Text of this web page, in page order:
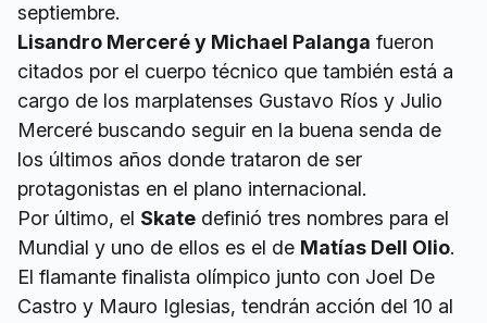
septiembre.
Lisandro Merceré y Michael Palanga fueron
citados por el cuerpo técnico que también está a
cargo de los marplatenses Gustavo Ríos y Julio
Merceré buscando seguir en la buena senda de
los últimos años donde trataron de ser
protagonistas en el plano internacional.
Por último, el Skate definió tres nombres para el
Mundial y uno de ellos es el de Matías Dell Olio.
El flamante finalista olímpico junto con Joel De
Castro y Mauro Iglesias, tendrán acción del 10 al